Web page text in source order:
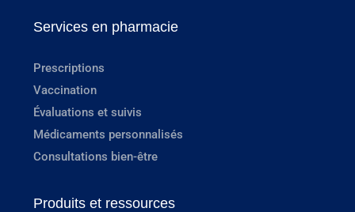
Services en pharmacie
Prescriptions
Vaccination
Évaluations et suivis
Médicaments personnalisés
Consultations bien-être
Produits et ressources